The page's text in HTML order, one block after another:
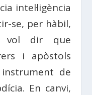
intel·ligència
se, per hàbil,
vol dir que
i apòstols
de
En canvi,